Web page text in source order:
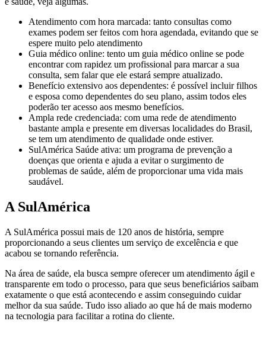
Atendimento com hora marcada: tanto consultas como
exames podem ser feitos com hora agendada, evitando que se
espere muito pelo atendimento
Guia médico online: tento um guia médico online se pode
encontrar com rapidez um profissional para marcar a sua
consulta, sem falar que ele estará sempre atualizado.
Benefício extensivo aos dependentes: é possível incluir filhos
e esposa como dependentes do seu plano, assim todos eles
poderão ter acesso aos mesmo benefícios.
Ampla rede credenciada: com uma rede de atendimento
bastante ampla e presente em diversas localidades do Brasil,
se tem um atendimento de qualidade onde estiver.
SulAmérica Saúde ativa: um programa de prevenção a
doenças que orienta e ajuda a evitar o surgimento de
problemas de saúde, além de proporcionar uma vida mais
saudável.
A SulAmérica
A SulAmérica possui mais de 120 anos de história, sempre
proporcionando a seus clientes um serviço de excelência e que
acabou se tornando referência.
Na área de saúde, ela busca sempre oferecer um atendimento ágil e
transparente em todo o processo, para que seus beneficiários saibam
exatamente o que está acontecendo e assim conseguindo cuidar
melhor da sua saúde. Tudo isso aliado ao que há de mais moderno
na tecnologia para facilitar a rotina do cliente.